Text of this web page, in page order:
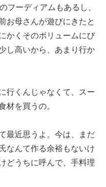
フーディアムもあるし、
お母さんが遊びにきたと
かくそのボリュームにび
し高いから、あまり行か
行くんじゃなくて、スー
を買うの。
最近思うよ。今は、まだ
なんて作る余裕もないけ
どうちに呼んで、手料理